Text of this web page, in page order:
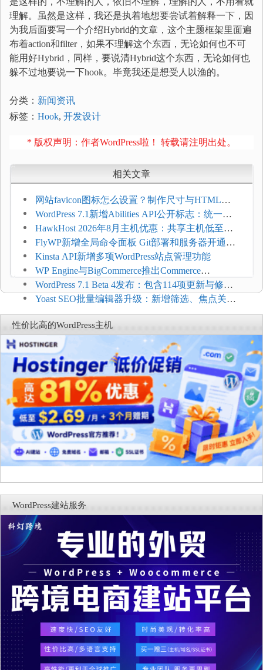
理解。虽然是这样，我还是执着地想要尝试着解释一下，因
为我后面要写一个介绍Hybrid的文章，这个主题框架里面遍
布着action和filter，如果不理解这个东西，无论如何也不可
能用好Hybrid，同样，要说清Hybrid这个东西，无论如何也
躲不过地要说一下hook。毕竟我还是想受人以渔的。
分类： 新闻资讯
标签： Hook, 开发设计
* 版权声明：作者WordPress啦！ 转载请注明出处。
相关文章
网站favicon图标怎么设置？制作尺寸与HTML添
加方法
WordPress 7.1新增Abilities API公开标志：统一支
持REST API、MCP与AI代理
HawkHost 2026年8月主机优惠：共享主机低至
$2.61/月，高性能主机同步折扣
FlyWP新增全局命令面板 Git部署和服务器开通更
方便
Kinsta API新增多项WordPress站点管理功能
WP Engine与BigCommerce推出Commerce
Connect：WordPress商店可保留前台体验并扩展电
商能力
WordPress 7.1 Beta 4发布：包含114项更新与修
复，仅建议在测试环境体验
Yoast SEO批量编辑器升级：新增筛选、焦点关键
词与AI元数据草稿
性价比高的WordPress主机
WordPress建站服务